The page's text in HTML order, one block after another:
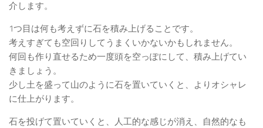
介します。
1つ目は何も考えずに石を積み上げることです。
考えすぎても空回りしてうまくいかないかもしれません。
何回も作り直せるため一度頭を空っぽにして、積み上げてい
きましょう。
少し土を盛って山のように石を置いていくと、よりオシャレ
に仕上がります。
石を投げて置いていくと、人工的な感じが消え、自然的なも